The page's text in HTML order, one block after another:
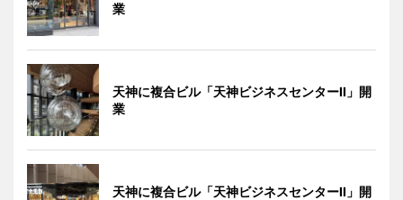
業
天神に複合ビル「天神ビジネスセンターII」開
業
天神に複合ビル「天神ビジネスセンターII」開